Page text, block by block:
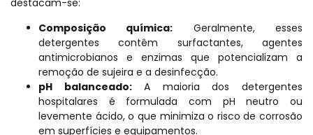
destacam-se:
Composição química: Geralmente, esses
detergentes contêm surfactantes, agentes
antimicrobianos e enzimas que potencializam a
remoção de sujeira e a desinfecção.
pH balanceado:A maioria dos detergentes
hospitalares é formulada com pH neutro ou
levemente ácido, o que minimiza o risco de corrosão
em superfícies e equipamentos.